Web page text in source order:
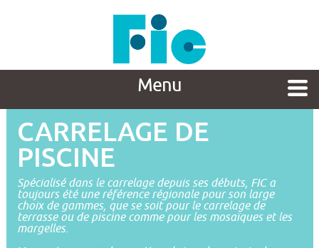
Menu
CARRELAGE DE
PISCINE
Spécialisé dans le carrelage depuis ses débuts, FIC a
toujours été une référence régionale pour son large
choix de gammes, que se soit pour le carrelage de
terrasse ou de piscine comme pour les mosaïques et les
margelles.